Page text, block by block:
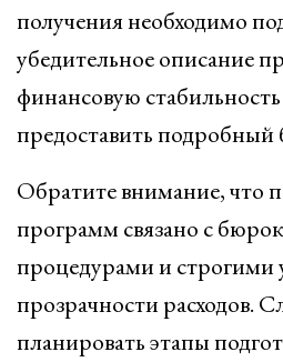
получения необходимо
убедительное описание
финансовую
предоставить
Обратите внимание, что
программ связано с
процедурами и строгими
прозрачности расходов.
планировать этапы